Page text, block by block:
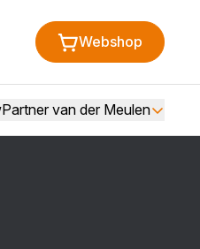
Webshop
van der Meulen